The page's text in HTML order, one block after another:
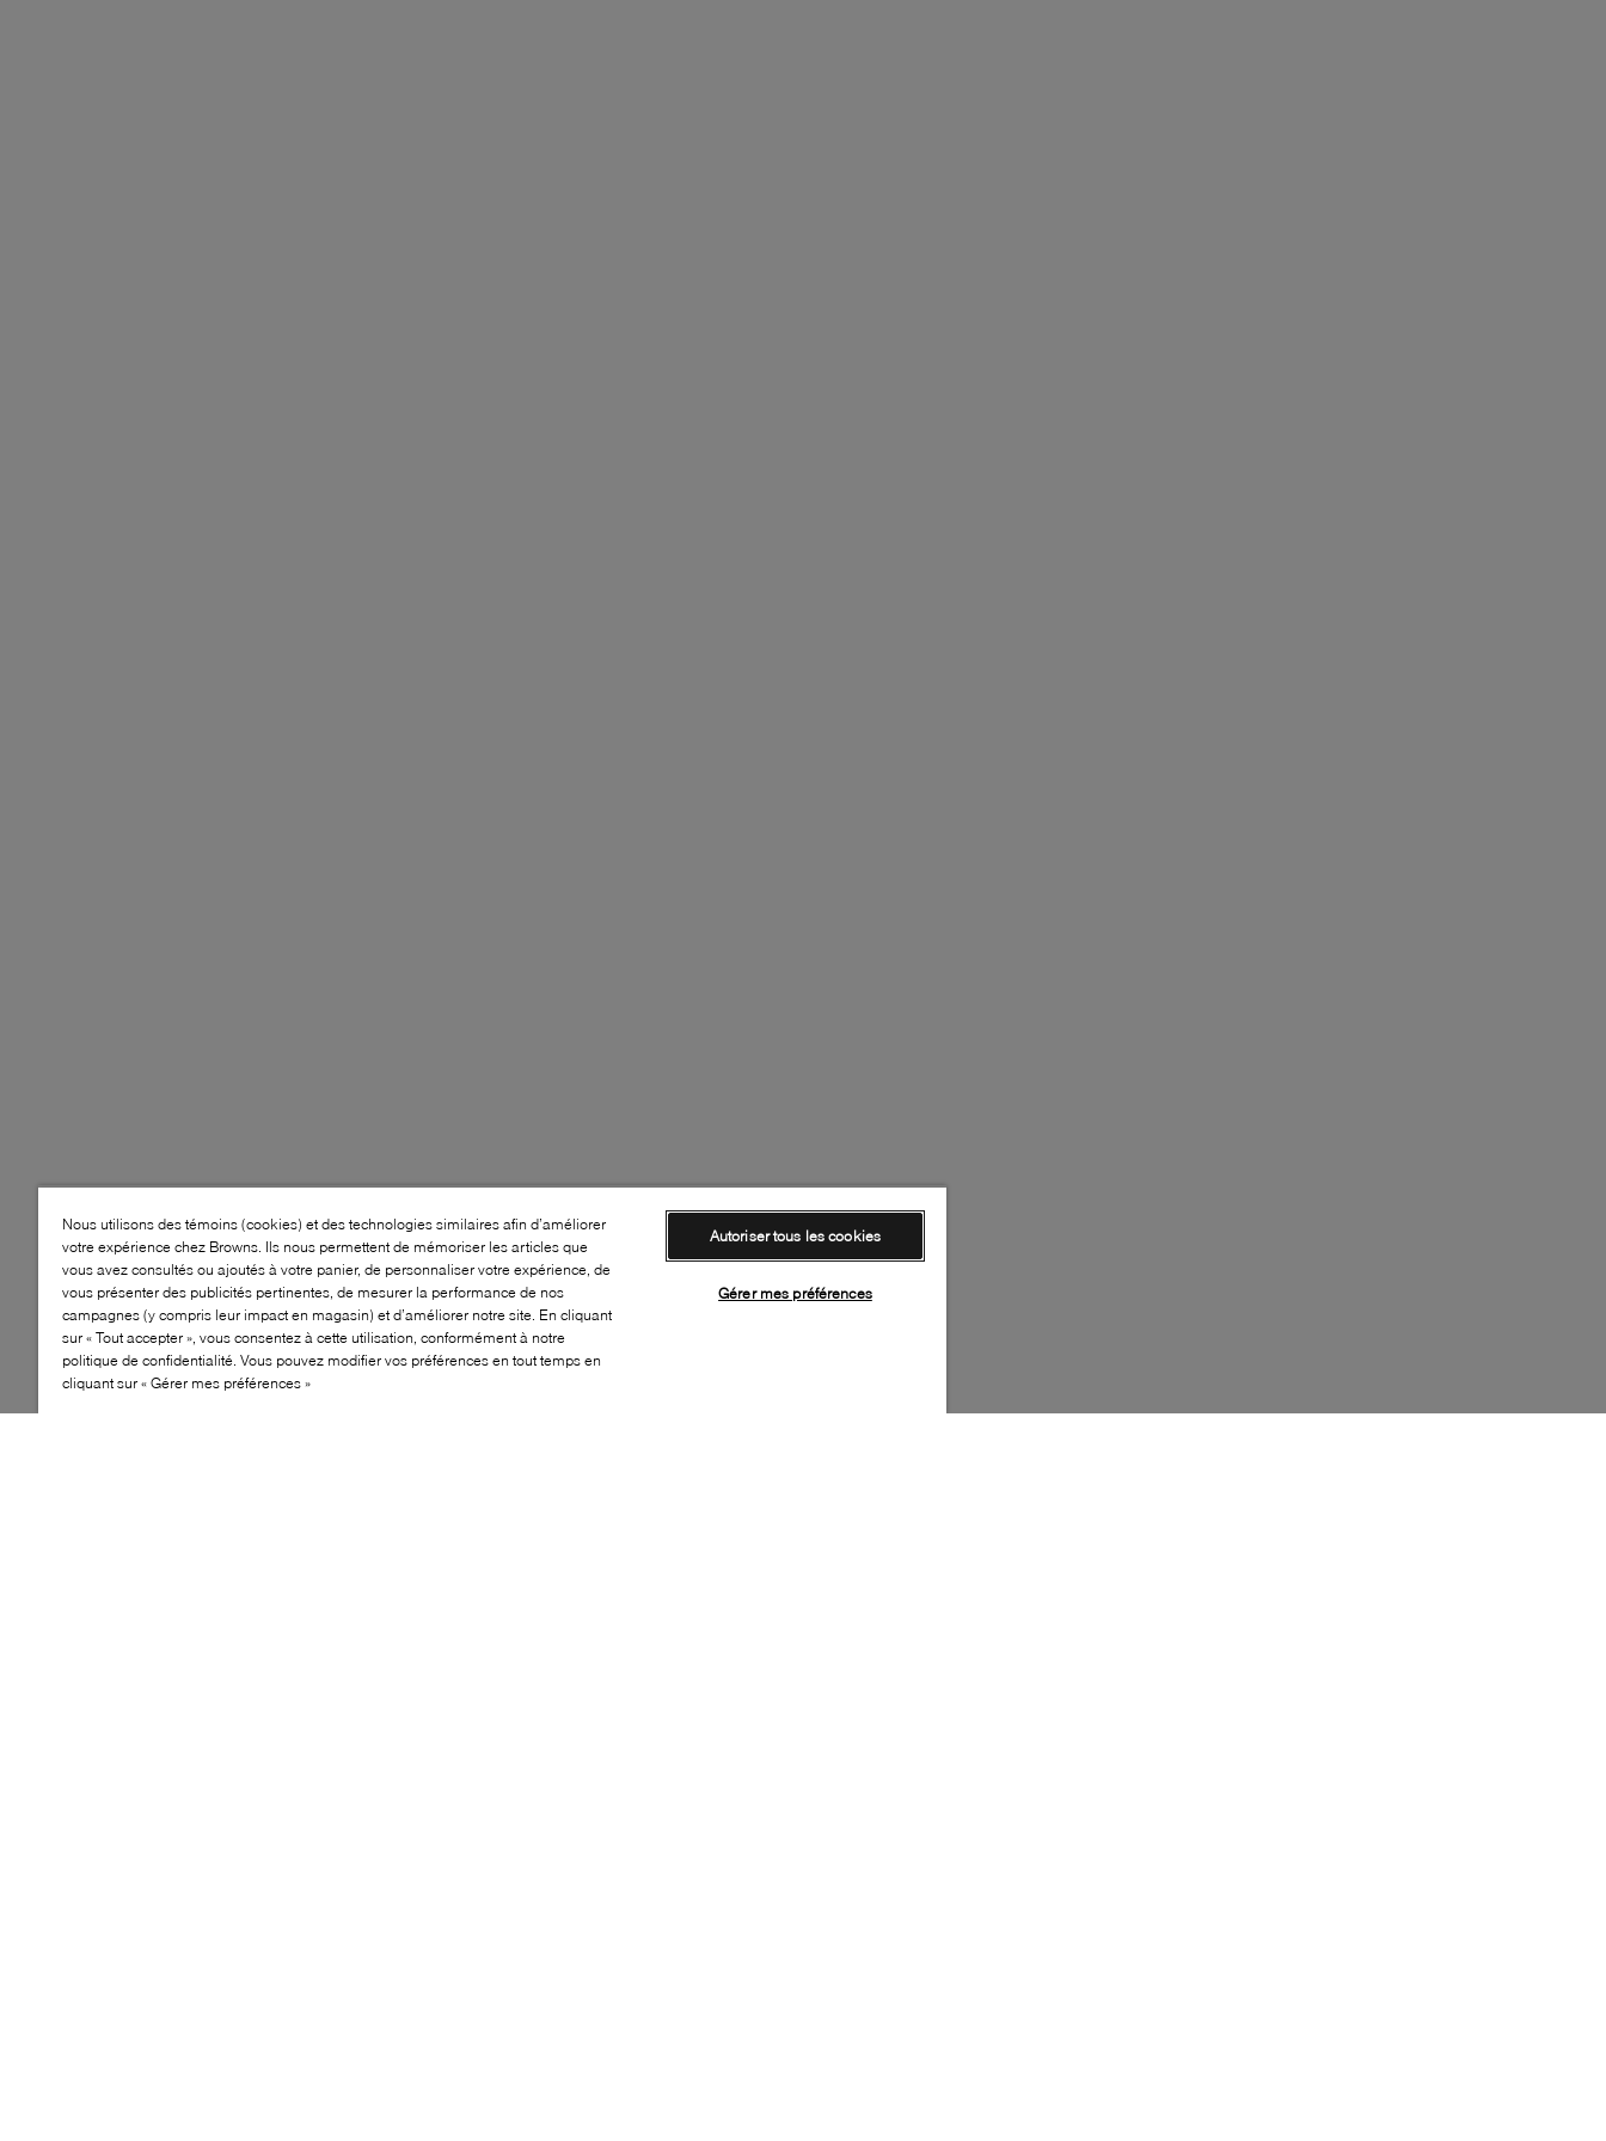
Nous utilisons des témoins (cookies) et des technologies similaires afin d’améliorer
votre expérience chez Browns. Ils nous permettent de mémoriser les articles que
vous avez consultés ou ajoutés à votre panier, de personnaliser votre expérience, de
vous présenter des publicités pertinentes, de mesurer la performance de nos
campagnes (y compris leur impact en magasin) et d’améliorer notre site. En cliquant
sur « Tout accepter », vous consentez à cette utilisation, conformément à notre
politique de confidentialité. Vous pouvez modifier vos préférences en tout temps en
cliquant sur « Gérer mes préférences »
Autoriser tous les cookies
Gérer mes préférences